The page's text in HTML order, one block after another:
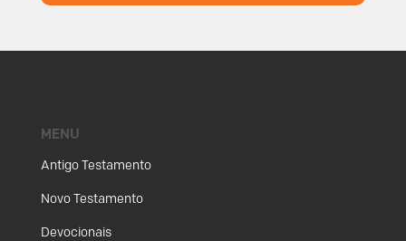
MENU
Antigo Testamento
Novo Testamento
Devocionais